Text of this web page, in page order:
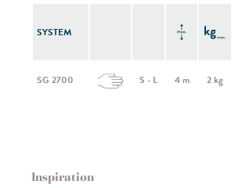
SYSTEM
SG 2700 S - L 4 m 2 kg
Inspiration